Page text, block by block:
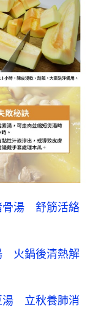
骨湯 舒筋活絡
火鍋後清熱解
湯 立秋養肺消